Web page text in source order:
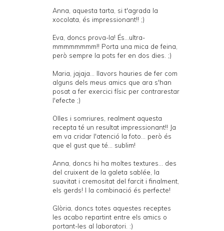
Anna, aquesta tarta, si t'agrada la
xocolata, és impressionant!! ;)
Eva, doncs prova-la! És...ultra-
mmmmmmmm!! Porta una mica de feina,
però sempre la pots fer en dos dies. ;)
Maria, jajaja... llavors hauries de fer com
alguns dels meus amics que ara s'han
posat a fer exercici físic per contrarestar
l'efecte ;)
Olles i somriures, realment aquesta
recepta té un resultat impressionant!! Ja
em va cridar l'atenció la foto... però és
que el gust que té... sublim!
Anna, doncs hi ha moltes textures... des
del cruixent de la galeta sablée, la
suavitat i cremositat del farcit i finalment,
els gerds! I la combinació és perfecte!
Glòria, doncs totes aquestes receptes
les acabo repartint entre els amics o
portant-les al laboratori. :)